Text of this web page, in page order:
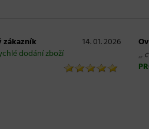
zákazník
14. 01. 2026
dodání zboží „